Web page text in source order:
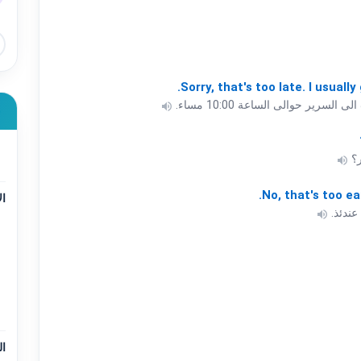
Sorry, that's too late. I usually
حوالى الساعة 10:00 مساء. volume_up
volume_up
No, that's too
volume_up